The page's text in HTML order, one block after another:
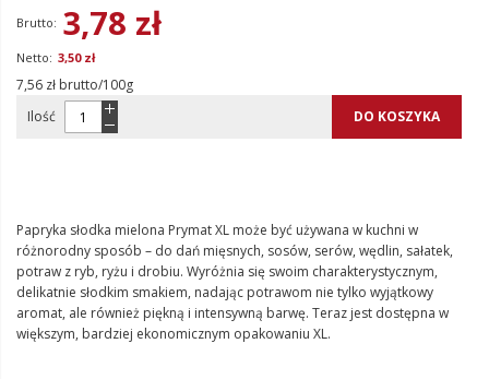
3,78 zł
3,50 zł
7,56 zł brutto/100g
Ilość
DO KOSZYKA
Papryka słodka mielona Prymat XL może być używana w kuchni w
różnorodny sposób – do dań mięsnych, sosów, serów, wędlin, sałatek,
potraw z ryb, ryżu i drobiu. Wyróżnia się swoim charakterystycznym,
delikatnie słodkim smakiem, nadając potrawom nie tylko wyjątkowy
aromat, ale również piękną i intensywną barwę. Teraz jest dostępna w
większym, bardziej ekonomicznym opakowaniu XL.